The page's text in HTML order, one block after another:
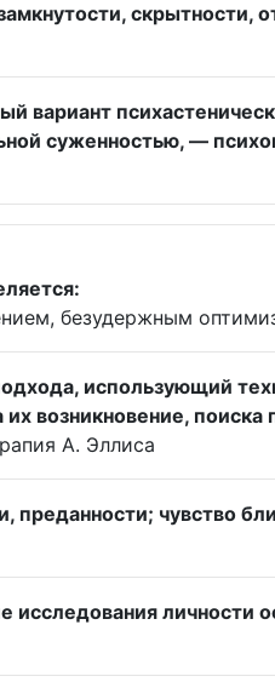
скрытности,
вариант
суженностью, —
безудержным
использующий
их возникновение,
А. Эллиса
преданности; чувство
исследования личности